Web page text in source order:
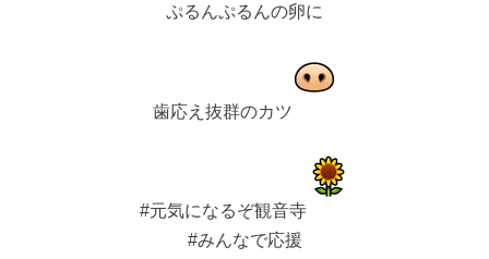
ぷるんぷるんの卵に
歯応え抜群のカツ
#元気になるぞ観音寺
#みんなで応援